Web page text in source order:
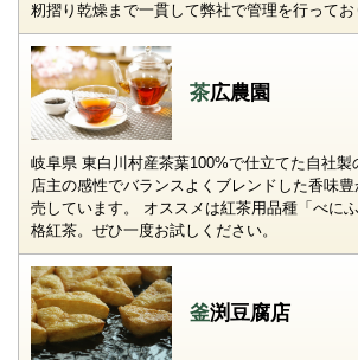
籾摺り乾燥まで一貫して弊社で管理を行ってお
茶広農園
岐阜県 東白川村産茶葉100%で仕立てた自社製
店主の感性でバランスよくブレンドした香味
売しています。 オススメは紅茶用品種「べに
格紅茶。ぜひ一度お試しください。
釜渕豆腐店